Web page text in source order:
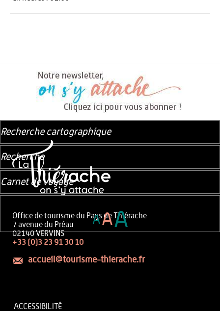
Office de tourisme du Pays de Thiérache
7 avenue du Préau
02140 VERVINS
+33 (0)3 23 91 30 10
accueil@tourisme-thierache.fr
ACCESSIBILITÉ
Recherche cartographique
Recherche
Carnet de voyage
AAA